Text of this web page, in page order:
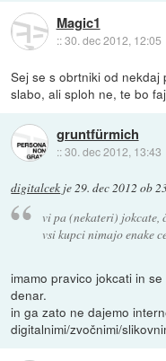
Magic1
::30. dec 2012, 12:05
Sej se s obrtniki od
slabo, ali sploh ne, te bo
gruntfürmich
::30. dec 2012, 13:43
digitalcek je29. dec 2012 ob
vi pa (nekateri) jokcate,
vsi kupci nimajo enake
imamo pravico jokcati in
denar.
in ga zato ne dajemo
digitalnimi/zvočnimi/